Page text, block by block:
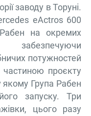
заводу в Торуні.
eActros 600
на окремих
забезпечуючи
потужностей
проєкту
якому Група Рабен
запуску. Три
цього разу